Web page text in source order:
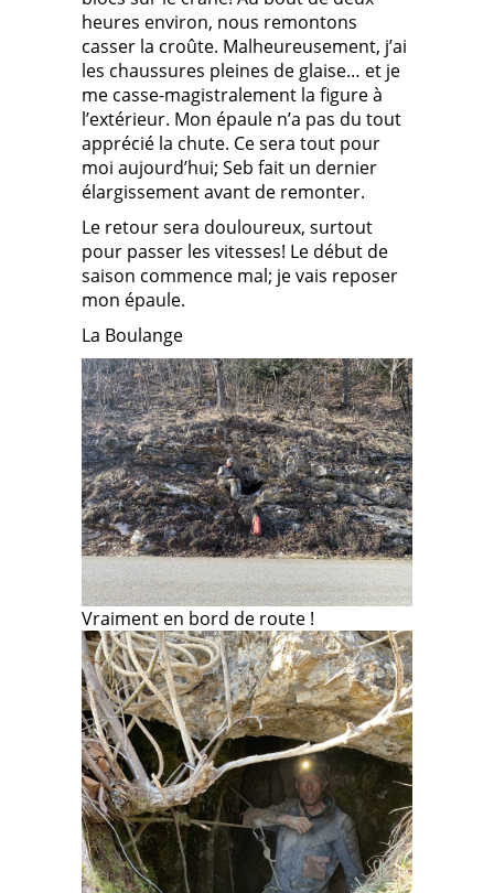
heures environ, nous remontons
casser la croûte. Malheureusement, j’ai
les chaussures pleines de glaise… et je
me casse-magistralement la figure à
l’extérieur. Mon épaule n’a pas du tout
apprécié la chute. Ce sera tout pour
moi aujourd’hui; Seb fait un dernier
élargissement avant de remonter.
Le retour sera douloureux, surtout
pour passer les vitesses! Le début de
saison commence mal; je vais reposer
mon épaule.
La Boulange
Vraiment en bord de route !